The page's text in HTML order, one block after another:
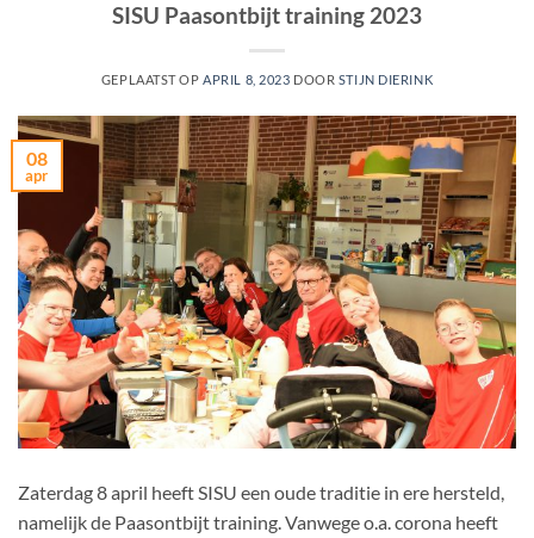
SISU Paasontbijt training 2023
GEPLAATST OPAPRIL 8, 2023 DOOR STIJN DIERINK
08
apr
Zaterdag 8 april heeft SISU een oude traditie in ere hersteld,
namelijk de Paasontbijt training. Vanwege o.a. corona heeft